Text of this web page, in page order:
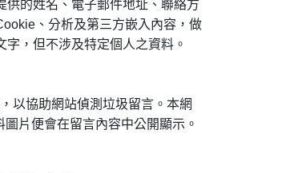
的姓名、電子郵件地址、聯絡方
、分析及第三方嵌入內容，做
，但不涉及特定個人之資料。
以協助網站偵測垃圾留言。本網
片便會在留言內容中公開顯示。